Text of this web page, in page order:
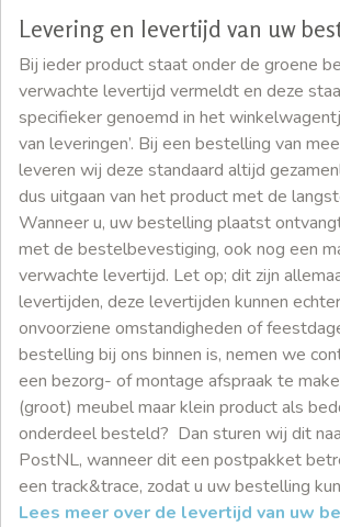
Levering en levertijd van uw
Bij ieder product staat onder de groene
verwachte levertijd vermeldt en deze
specifieker genoemd in het
van leveringen’. Bij een bestelling van
leveren wij deze standaard altijd
dus uitgaan van het product met de
Wanneer u, uw bestelling plaatst
met de bestelbevestiging, ook nog een
verwachte levertijd. Let op; dit zijn
levertijden, deze levertijden kunnen
onvoorziene omstandigheden of
bestelling bij ons binnen is, nemen we
een bezorg- of montage afspraak te
(groot) meubel maar klein product als
onderdeel besteld? Dan sturen wij dit
PostNL, wanneer dit een postpakket
een track&trace, zodat u uw bestelling
Lees meer over de levertijd van uw